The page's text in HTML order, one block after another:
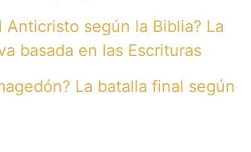
Anticristo según la Biblia? La
basada en las Escrituras
La batalla final según